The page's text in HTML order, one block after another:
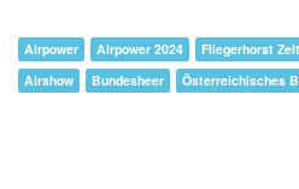
Airpower Airpower 2024 Fliegerhorst
Airshow
Bundesheer Österreichisches